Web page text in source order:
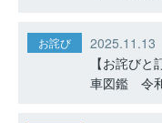
お詫び
2025.11.13
【お詫び
車図鑑 令